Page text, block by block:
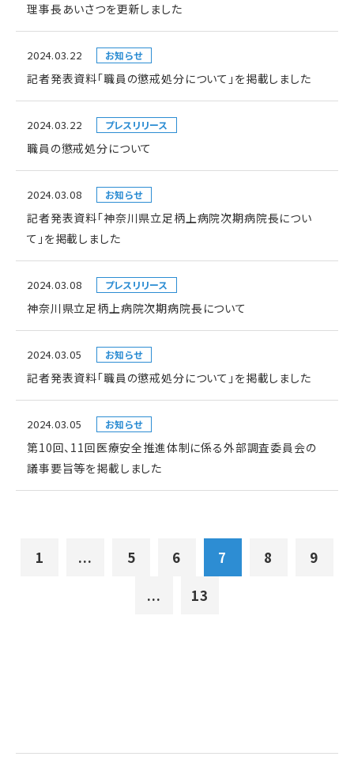
理事長あいさつを更新しました
2024.03.22 お知らせ
記者発表資料「職員の懲戒処分について」を掲載しました
2024.03.22 プレスリリース
職員の懲戒処分について
2024.03.08 お知らせ
記者発表資料「神奈川県立足柄上病院次期病院長につい
て」を掲載しました
2024.03.08 プレスリリース
神奈川県立足柄上病院次期病院長について
2024.03.05 お知らせ
記者発表資料「職員の懲戒処分について」を掲載しました
2024.03.05 お知らせ
第10回、11回医療安全推進体制に係る外部調査委員会の
議事要旨等を掲載しました
1 ... 5 6 7 8
9
...
13